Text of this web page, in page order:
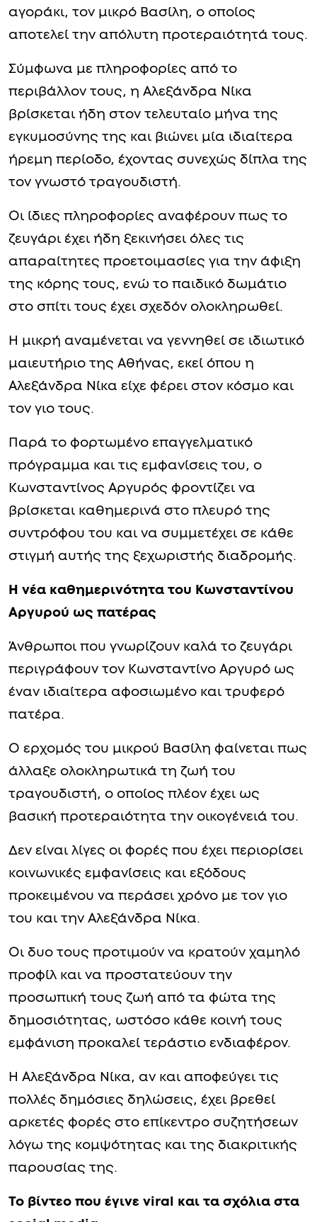
αγοράκι, τον μικρό Βασίλη, ο οποίος
αποτελεί την απόλυτη προτεραιότητά τους.
Σύμφωνα με πληροφορίες από το
περιβάλλον τους, η Αλεξάνδρα Νίκα
βρίσκεται ήδη στον τελευταίο μήνα της
εγκυμοσύνης της και βιώνει μία ιδιαίτερα
ήρεμη περίοδο, έχοντας συνεχώς δίπλα της
τον γνωστό τραγουδιστή.
Οι ίδιες πληροφορίες αναφέρουν πως το
ζευγάρι έχει ήδη ξεκινήσει όλες τις
απαραίτητες προετοιμασίες για την άφιξη
της κόρης τους, ενώ το παιδικό δωμάτιο
στο σπίτι τους έχει σχεδόν ολοκληρωθεί.
Η μικρή αναμένεται να γεννηθεί σε ιδιωτικό
μαιευτήριο της Αθήνας, εκεί όπου η
Αλεξάνδρα Νίκα είχε φέρει στον κόσμο και
τον γιο τους.
Παρά το φορτωμένο επαγγελματικό
πρόγραμμα και τις εμφανίσεις του, ο
Κωνσταντίνος Αργυρός φροντίζει να
βρίσκεται καθημερινά στο πλευρό της
συντρόφου του και να συμμετέχει σε κάθε
στιγμή αυτής της ξεχωριστής διαδρομής.
Η νέα καθημερινότητα του Κωνσταντίνου
Αργυρού ως πατέρας
Άνθρωποι που γνωρίζουν καλά το ζευγάρι
περιγράφουν τον Κωνσταντίνο Αργυρό ως
έναν ιδιαίτερα αφοσιωμένο και τρυφερό
πατέρα.
Ο ερχομός του μικρού Βασίλη φαίνεται πως
άλλαξε ολοκληρωτικά τη ζωή του
τραγουδιστή, ο οποίος πλέον έχει ως
βασική προτεραιότητα την οικογένειά του.
Δεν είναι λίγες οι φορές που έχει περιορίσει
κοινωνικές εμφανίσεις και εξόδους
προκειμένου να περάσει χρόνο με τον γιο
του και την Αλεξάνδρα Νίκα.
Οι δυο τους προτιμούν να κρατούν χαμηλό
προφίλ και να προστατεύουν την
προσωπική τους ζωή από τα φώτα της
δημοσιότητας, ωστόσο κάθε κοινή τους
εμφάνιση προκαλεί τεράστιο ενδιαφέρον.
Η Αλεξάνδρα Νίκα, αν και αποφεύγει τις
πολλές δημόσιες δηλώσεις, έχει βρεθεί
αρκετές φορές στο επίκεντρο συζητήσεων
λόγω της κομψότητας και της διακριτικής
παρουσίας της.
Το βίντεο που έγινε viral και τα σχόλια στα